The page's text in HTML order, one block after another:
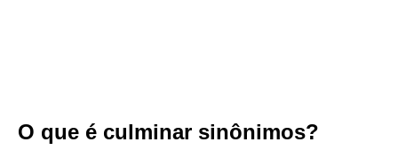
O que é culminar sinônimos?